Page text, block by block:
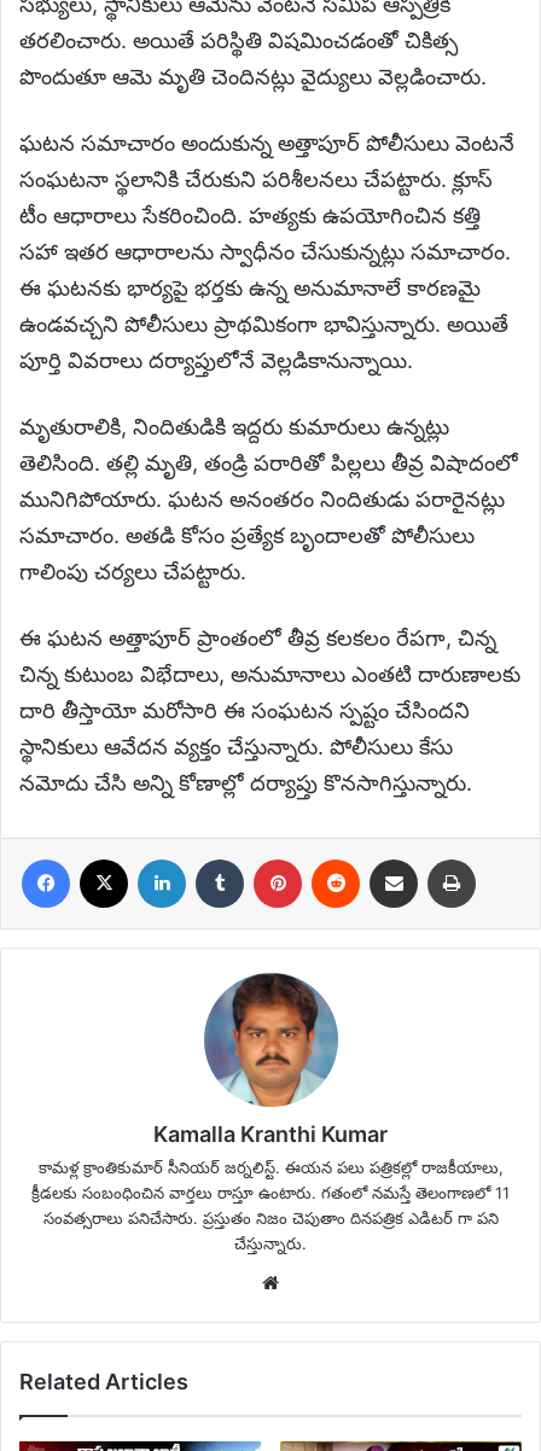
తరలించారు. అయితే పరిస్థితి విషమించడంతో చికిత్స
పొందుతూ ఆమె మృతి చెందినట్లు వైద్యులు వెల్లడించారు.
ఘటన సమాచారం అందుకున్న అత్తాపూర్ పోలీసులు వెంటనే
సంఘటనా స్థలానికి చేరుకుని పరిశీలనలు చేపట్టారు. క్లూస్
టీం ఆధారాలు సేకరించింది. హత్యకు ఉపయోగించిన కత్తి
సహా ఇతర ఆధారాలను స్వాధీనం చేసుకున్నట్లు సమాచారం.
ఈ ఘటనకు భార్యపై భర్తకు ఉన్న అనుమానాలే కారణమై
ఉండవచ్చని పోలీసులు ప్రాథమికంగా భావిస్తున్నారు. అయితే
పూర్తి వివరాలు దర్యాప్తులోనే వెల్లడికానున్నాయి.
మృతురాలికి, నిందితుడికి ఇద్దరు కుమారులు ఉన్నట్లు
తెలిసింది. తల్లి మృతి, తండ్రి పరారితో పిల్లలు తీవ్ర విషాదంలో
మునిగిపోయారు. ఘటన అనంతరం నిందితుడు పరారైనట్లు
సమాచారం. అతడి కోసం ప్రత్యేక బృందాలతో పోలీసులు
గాలింపు చర్యలు చేపట్టారు.
ఈ ఘటన అత్తాపూర్ ప్రాంతంలో తీవ్ర కలకలం రేపగా, చిన్న
చిన్న కుటుంబ విభేదాలు, అనుమానాలు ఎంతటి దారుణాలకు
దారి తీస్తాయో మరోసారి ఈ సంఘటన స్పష్టం చేసిందని
స్థానికులు ఆవేదన వ్యక్తం చేస్తున్నారు. పోలీసులు కేసు
నమోదు చేసి అన్ని కోణాల్లో దర్యాప్తు కొనసాగిస్తున్నారు.
Facebook LinkedIn Tumblr Pinterest Reddit Share via Email
Kamalla Kranthi Kumar
కామళ్ల క్రాంతికుమార్ సీనియర్ జర్నలిస్ట్. ఈయన పలు పత్రికల్లో రాజకీయాలు,
క్రీడలకు సంబంధించిన వార్తలు రాస్తూ ఉంటారు. గతంలో నమస్తే తెలంగాణలో 11
సంవత్సరాలు పనిచేసారు. ప్రస్తుతం నిజం చెపుతాం దినపత్రిక ఎడిటర్ గా పని
చేస్తున్నారు.
Related Articles